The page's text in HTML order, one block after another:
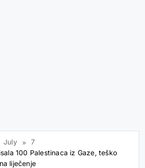
July
7
100 Palestinaca iz Gaze, teško
liječenje